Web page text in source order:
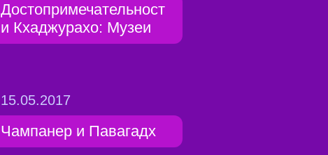
Достопримечательност
и Кхаджурахо: Музеи
15.05.2017
Чампанер и Павагадх